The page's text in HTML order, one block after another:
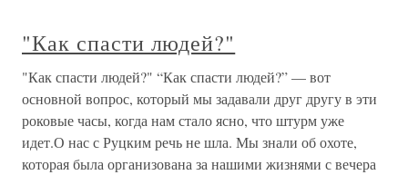
"Как спасти людей?"
"Как спасти людей?" “Как спасти людей?” — вот
основной вопрос, который мы задавали друг другу в эти
роковые часы, когда нам стало ясно, что штурм уже
идет.О нас с Руцким речь не шла. Мы знали об охоте,
которая была организована за нашими жизнями с вечера